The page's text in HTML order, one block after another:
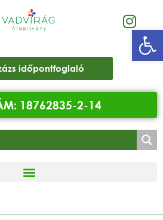
időpontfoglaló
18762835-2-14